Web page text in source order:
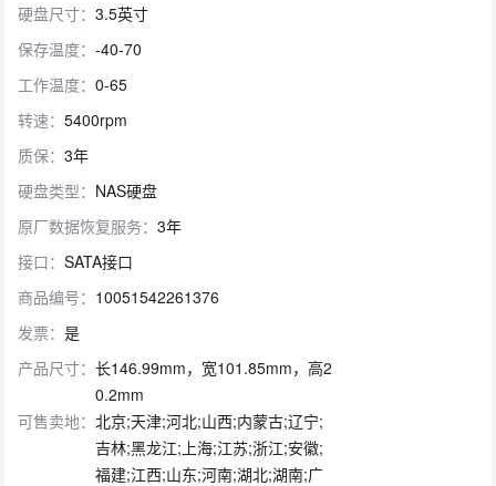
硬盘尺寸：3.5英寸
保存温度：-40-70
工作温度：0-65
转速：5400rpm
质保：3年
硬盘类型： NAS硬盘
原厂数据恢复服务：3年
接口：SATA接口
商品编号： 10051542261376
发票：是
产品尺寸：长146.99mm，宽101.85mm，高2
0.2mm
可售卖地：北京;天津;河北;山西;内蒙古;辽宁;
吉林;黑龙江;上海;江苏;浙江;安徽;
福建;江西;山东;河南;湖北;湖南;广